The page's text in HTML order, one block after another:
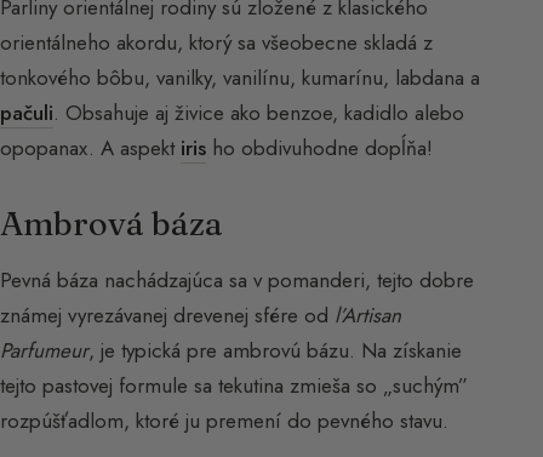
Parliny orientálnej rodiny sú zložené z klasického
orientálneho akordu, ktorý sa všeobecne skladá z
tonkového bôbu, vanilky, vanilínu, kumarínu, labdana a
pačuli. Obsahuje aj živice ako benzoe, kadidlo alebo
opopanax. A aspekt iris ho obdivuhodne dopĺňa!
Ambrová báza
Pevná báza nachádzajúca sa v pomanderi, tejto dobre
známej vyrezávanej drevenej sfére od l’Artisan
Parfumeur, je typická pre ambrovú bázu. Na získanie
tejto pastovej formule sa tekutina zmieša so „suchým”
rozpúšťadlom, ktoré ju premení do pevného stavu.